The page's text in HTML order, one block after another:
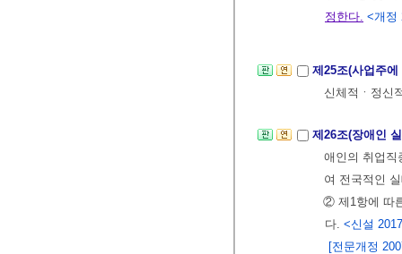
정한다. <개정
제25조(사업주
신체적ㆍ정신
제26조(장애인
애인의 취업직
여 전국적인
② 제1항에 따
다. <신설
[전문개정